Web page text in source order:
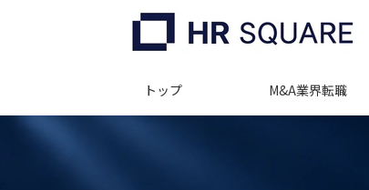
トップ M&A業界転職